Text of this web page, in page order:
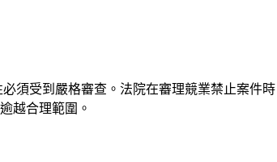
須受到嚴格審查。法院在審理競業禁止案件
越合理範圍。